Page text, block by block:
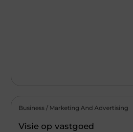
Business / Marketing And Advertising
Visie op vastgoed